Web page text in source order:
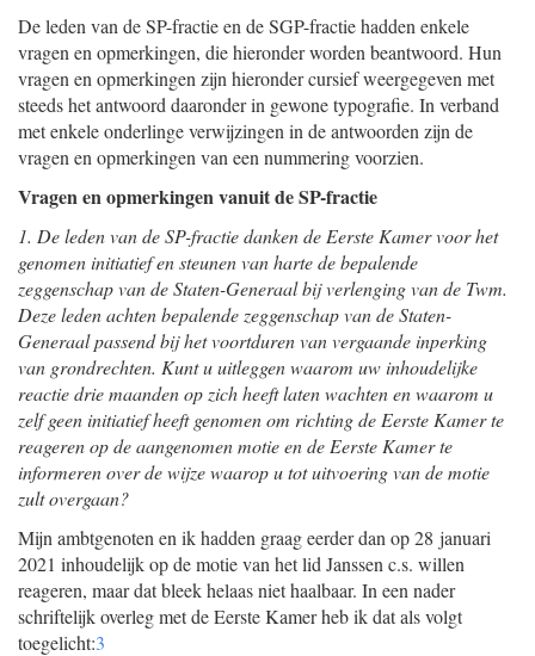
De leden van de SP-fractie en de SGP-fractie hadden enkele
vragen en opmerkingen, die hieronder worden beantwoord. Hun
vragen en opmerkingen zijn hieronder cursief weergegeven met
steeds het antwoord daaronder in gewone typografie. In verband
met enkele onderlinge verwijzingen in de antwoorden zijn de
vragen en opmerkingen van een nummering voorzien.
Vragen en opmerkingen vanuit de SP-fractie
1. De leden van de SP-fractie danken de Eerste Kamer voor het
genomen initiatief en steunen van harte de bepalende
zeggenschap van de Staten-Generaal bij verlenging van de Twm.
Deze leden achten bepalende zeggenschap van de Staten-
Generaal passend bij het voortduren van vergaande inperking
van grondrechten. Kunt u uitleggen waarom uw inhoudelijke
reactie drie maanden op zich heeft laten wachten en waarom u
zelf geen initiatief heeft genomen om richting de Eerste Kamer te
reageren op de aangenomen motie en de Eerste Kamer te
informeren over de wijze waarop u tot uitvoering van de motie
zult overgaan?
Mijn ambtgenoten en ik hadden graag eerder dan op 28 januari
2021 inhoudelijk op de motie van het lid Janssen c.s. willen
reageren, maar dat bleek helaas niet haalbaar. In een nader
schriftelijk overleg met de Eerste Kamer heb ik dat als volgt
toegelicht:3